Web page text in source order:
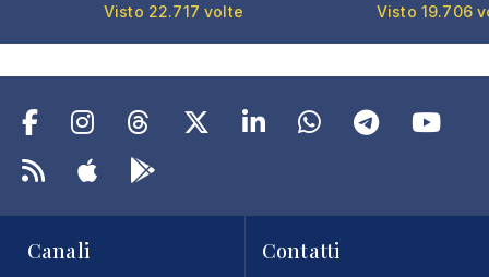
Visto 22.717 volte Visto 19.706
Canali Contatti